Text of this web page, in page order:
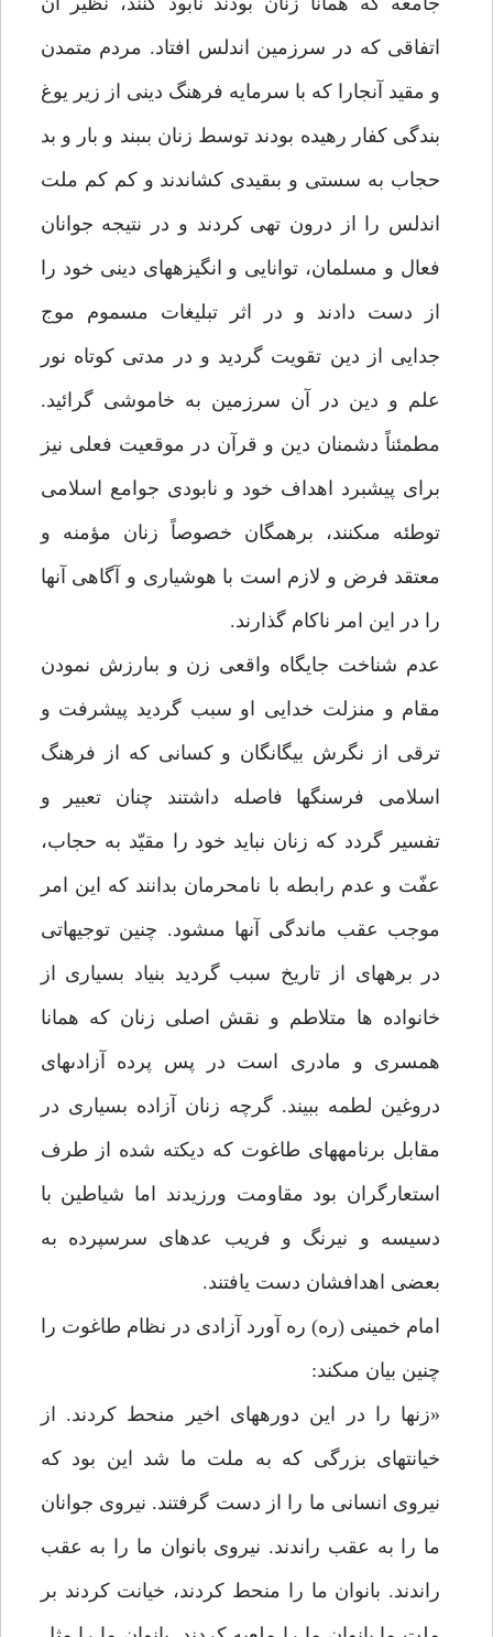
اتفاقى كه در سرزمين اندلس افتاد. مردم متمدن
و مقيد آن‏جارا كه با سرمايه فرهنگ دينى از زير يوغ
بندگى كفار رهيده بودند توسط زنان بى‏بند و بار و بد
حجاب به سستى و بى‏قيدى كشاندند و كم كم ملت
اندلس را از درون تهى كردند و در نتيجه جوانان
فعال و مسلمان، توانايى و انگيزه‏هاى دينى خود را
از دست دادند و در اثر تبليغات مسموم موج
جدايى از دين تقويت گرديد و در مدتى كوتاه نور
علم و دين در آن سرزمين به خاموشى گرائيد.
مطمئناً دشمنان دين و قرآن در موقعيت فعلى نيز
براى پيشبرد اهداف خود و نابودى جوامع اسلامى
توطئه مى‏كنند، برهمگان خصوصاً زنان مؤمنه و
معتقد فرض و لازم است با هوشيارى و آگاهى آنها
را در اين امر ناكام گذارند.
عدم شناخت جايگاه واقعى زن و بى‏ارزش نمودن
مقام و منزلت خدايى او سبب گرديد پيشرفت و
ترقى از نگرش بيگانگان و كسانى كه از فرهنگ
اسلامى فرسنگها فاصله داشتند چنان تعبير و
تفسير گردد كه زنان نبايد خود را مقيّد به حجاب،
عفّت و عدم رابطه با نامحرمان بدانند كه اين امر
موجب عقب ماندگى آنها مى‏شود. چنين توجيهاتى
در برهه‏اى از تاريخ سبب گرديد بنياد بسيارى از
خانواده ها متلاطم و نقش اصلى زنان كه همانا
همسرى و مادرى است در پس پرده آزادى‏هاى
دروغين لطمه ببيند. گرچه زنان آزاده بسيارى در
مقابل برنامه‏هاى طاغوت كه ديكته شده از طرف
استعارگران بود مقاومت ورزيدند اما شياطين با
دسيسه و نيرنگ و فريب عده‏اى سرسپرده به
بعضى اهدافشان دست يافتند.
امام خمينى (ره) ره آورد آزادى در نظام طاغوت را
چنين بيان مى‏كند:
«زن‏ها را در اين دوره‏هاى اخير منحط كردند. از
خيانت‏هاى بزرگى كه به ملت ما شد اين بود كه
نيروى انسانى ما را از دست گرفتند. نيروى جوانان
ما را به عقب راندند. نيروى بانوان ما را به عقب
راندند. بانوان ما را منحط كردند، خيانت كردند بر